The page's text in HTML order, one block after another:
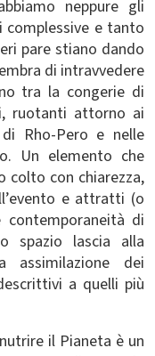
neppure gli
e tanto
pare stiano dando
di intravvedere
tra la congerie di
ruotanti attorno ai
Rho-Pero e nelle
Un elemento che
con chiarezza,
e attratti (o
di
spazio lascia alla
assimilazione dei
a quelli più
il Pianeta è un